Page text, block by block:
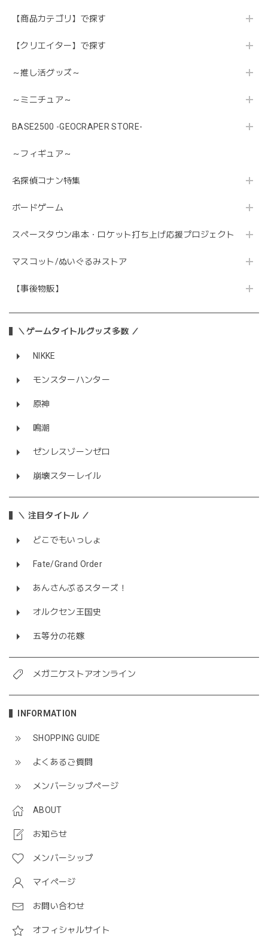
【商品カテゴリ】で探す
【クリエイター】で探す
～推し活グッズ～
～ミニチュア～
BASE2500 -GEOCRAPER STORE-
～フィギュア～
名探偵コナン特集
ボードゲーム
スペースタウン串本・ロケット打ち上げ応援プロジェクト
マスコット/ぬいぐるみストア
【事後物販】
＼ゲームタイトルグッズ多数 ／
NIKKE
モンスターハンター
原神
鳴潮
ゼンレスゾーンゼロ
崩壊スターレイル
＼ 注目タイトル ／
どこでもいっしょ
Fate/Grand Order
あんさんぶるスターズ！
オルクセン王国史
五等分の花嫁
メガニケストアオンライン
INFORMATION
SHOPPING GUIDE
よくあるご質問
メンバーシップページ
ABOUT
お知らせ
メンバーシップ
マイページ
お問い合わせ
オフィシャルサイト